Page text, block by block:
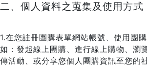
二、個人資料之蒐集及使用方式
1.在您註冊團購表單網站帳號、使用團
如：發起線上團購、進行線上購物、瀏
傳活動、或分享您個人團購資訊至您的